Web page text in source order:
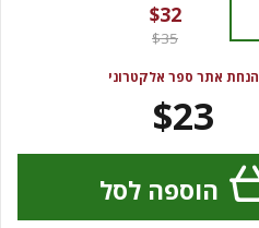
$32
$35
הנחת אתר ספר אלקטרוני
$23
הוספה לסל